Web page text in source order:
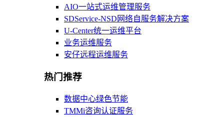
AIO一站式运维管理服务
SDService-NSD网络自服务解决方案
U-Center统一运维平台
业务运维服务
安仔远程运维服务
热门推荐
数据中心绿色节能
TMMi咨询认证服务